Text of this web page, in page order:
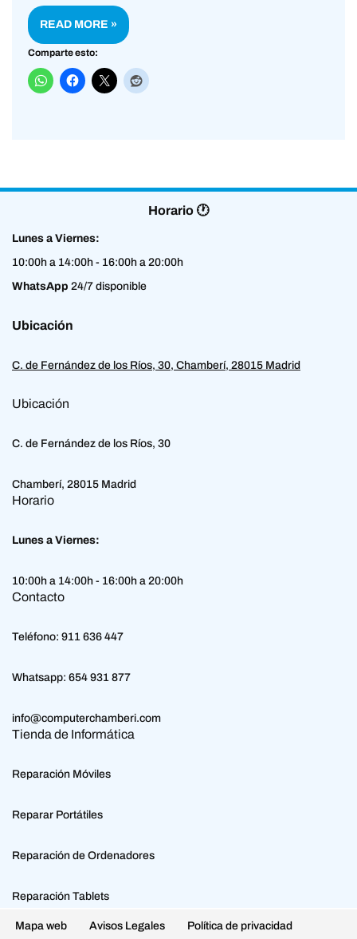
READ MORE »
Comparte esto:
Horario 🕐
Lunes a Viernes:
10:00h a 14:00h - 16:00h a 20:00h
WhatsApp 24/7 disponible
Ubicación
C. de Fernández de los Ríos, 30, Chamberí, 28015 Madrid
Ubicación
C. de Fernández de los Ríos, 30
Chamberí, 28015 Madrid
Horario
Lunes a Viernes:
10:00h a 14:00h - 16:00h a 20:00h
Contacto
Teléfono: 911 636 447
Whatsapp: 654 931 877
info@computerchamberi.com
Tienda de Informática
Reparación Móviles
Reparar Portátiles
Reparación de Ordenadores
Reparación Tablets
Mapa web Avisos Legales Política de privacidad